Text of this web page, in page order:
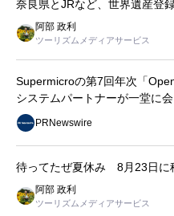
奈良県とJRなど、世界遺産登
阿部 政利
ツーリズムメディアサービス
Supermicroの第7回年次「
システムパートナーが一堂に
導入に関する実践的なガイダン
PRNewswire
待ってたぜ夏休み 8月23日に
阿部 政利
ツーリズムメディアサービス